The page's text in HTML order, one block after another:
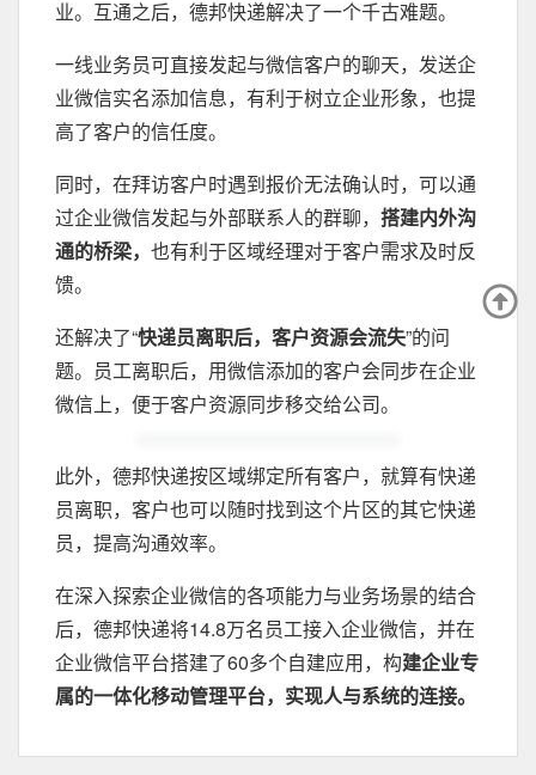
业。互通之后，德邦快递解决了一个千古难题。
一线业务员可直接发起与微信客户的聊天，发送企
业微信实名添加信息，有利于树立企业形象，也提
高了客户的信任度。
同时，在拜访客户时遇到报价无法确认时，可以通
过企业微信发起与外部联系人的群聊， 搭建内外沟
通的桥梁， 也有利于区域经理对于客户需求及时反
馈。
还解决了“快递员离职后，客户资源会流失”的问
题。员工离职后，用微信添加的客户会同步在企业
微信上，便于客户资源同步移交给公司。
此外，德邦快递按区域绑定所有客户，就算有快递
员离职，客户也可以随时找到这个片区的其它快递
员，提高沟通效率。
在深入探索企业微信的各项能力与业务场景的结合
后，德邦快递将14.8万名员工接入企业微信，并在
企业微信平台搭建了60多个自建应用，构建企业专
属的一体化移动管理平台，实现人与系统的连接。